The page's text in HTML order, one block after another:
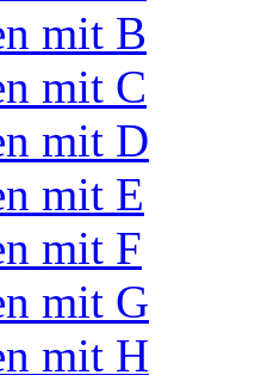
mit B
mit C
mit D
mit E
mit F
mit G
mit H